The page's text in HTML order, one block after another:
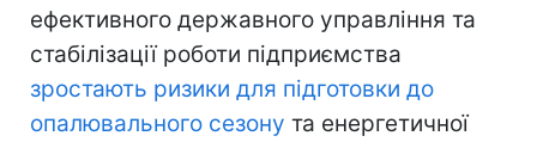
ефективного державного управління та
стабілізації роботи підприємства
зростають ризики для підготовки до
опалювального сезону та енергетичної